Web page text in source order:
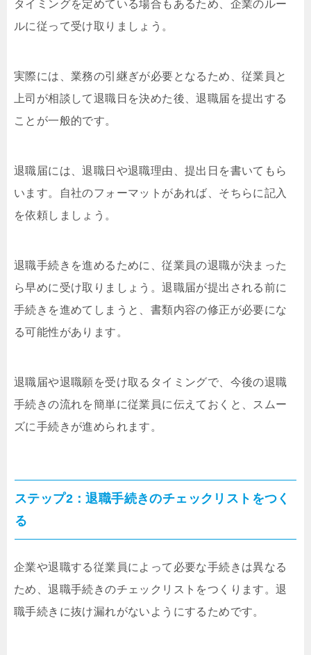
タイミングを定めている場合もあるため、企業のルー
ルに従って受け取りましょう。
実際には、業務の引継ぎが必要となるため、従業員と
上司が相談して退職日を決めた後、退職届を提出する
ことが一般的です。
退職届には、退職日や退職理由、提出日を書いてもら
います。自社のフォーマットがあれば、そちらに記入
を依頼しましょう。
退職手続きを進めるために、従業員の退職が決まった
ら早めに受け取りましょう。退職届が提出される前に
手続きを進めてしまうと、書類内容の修正が必要にな
る可能性があります。
退職届や退職願を受け取るタイミングで、今後の退職
手続きの流れを簡単に従業員に伝えておくと、スムー
ズに手続きが進められます。
ステップ2：退職手続きのチェックリストをつく
る
企業や退職する従業員によって必要な手続きは異なる
ため、退職手続きのチェックリストをつくります。退
職手続きに抜け漏れがないようにするためです。